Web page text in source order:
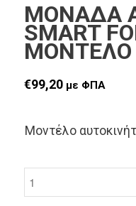
ΜΟΝΑΔΑ
SMART
MΟΝΤΕΛΟ
€99,20 με ΦΠΑ
Μοντέλο